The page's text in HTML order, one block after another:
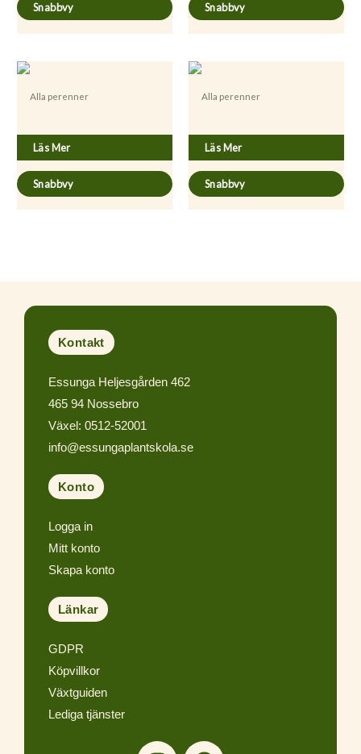
Snabbvy Snabbvy
Alla perenner
Läs Mer
Snabbvy
Alla perenner
Läs Mer
Snabbvy
Kontakt
Essunga Heljesgården 462
465 94 Nossebro
Växel: 0512-52001
info@essungaplantskola.se
Konto
Logga in
Mitt konto
Skapa konto
Länkar
GDPR
Köpvillkor
Växtguiden
Lediga tjänster